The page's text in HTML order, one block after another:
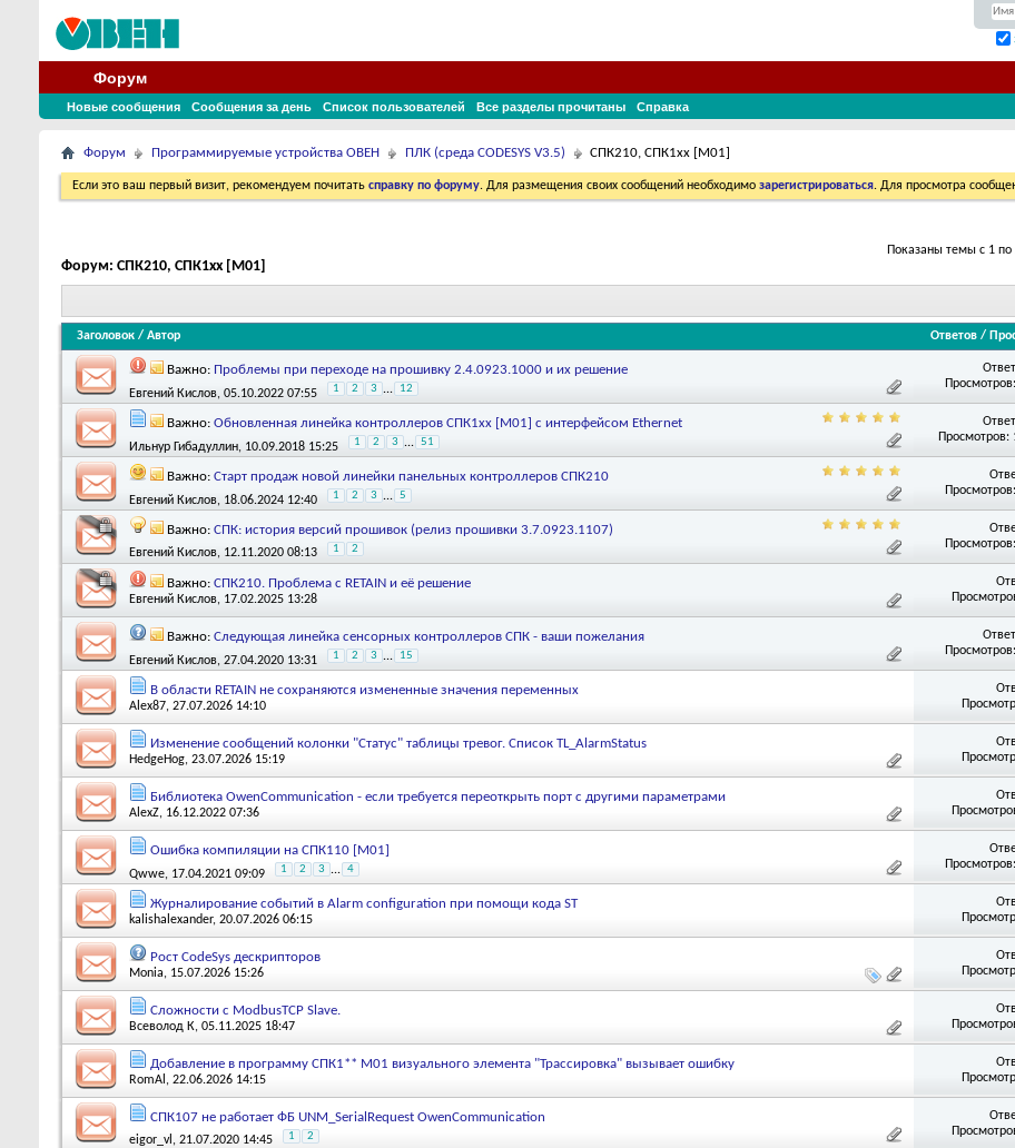
Форум
Новые сообщения Сообщения за день Список пользователей Все разделы прочитаны Справка
Форум Программируемые устройства ОВЕН ПЛК (среда CODESYS V3.5) СПК210, СПК1xx [М01]
Если это ваш первый визит, рекомендуем почитать справку по форуму. Для размещения своих сообщений необходимо зарегистрироваться. Для просмотра
Показаны темы с 1 по
Форум: СПК210, СПК1xx [М01]
Заголовок / Автор Ответов /
Важно: Проблемы при переходе на прошивку 2.4.0923.1000 и их решение
Евгений Кислов, 05.10.2022 07:55 1 2 3 ... 12
Важно: Обновленная линейка контроллеров СПК1хх [M01] с интерфейсом Ethernet
Ильнур Гибадуллин, 10.09.2018 15:25 1 2 3 ... 51
Просмотров:
Важно: Старт продаж новой линейки панельных контроллеров СПК210
Евгений Кислов, 18.06.2024 12:40 1 2 3 ... 5
Важно: СПК: история версий прошивок (релиз прошивки 3.7.0923.1107)
Евгений Кислов, 12.11.2020 08:13 1 2
Важно: СПК210. Проблема с RETAIN и её решение
Евгений Кислов, 17.02.2025 13:28
Важно: Следующая линейка сенсорных контроллеров СПК - ваши пожелания
Евгений Кислов, 27.04.2020 13:31 1 2 3 ... 15
В области RETAIN не сохраняются измененные значения переменных
Alex87, 27.07.2026 14:10
Изменение сообщений колонки "Статус" таблицы тревог. Список TL_AlarmStatus
HedgeHog, 23.07.2026 15:19
Библиотека OwenCommunication - если требуется переоткрыть порт с другими параметрами
AlexZ, 16.12.2022 07:36
Ошибка компиляции на СПК110 [М01]
Qwwe, 17.04.2021 09:09 1 2 3 ... 4
Журналирование событий в Alarm configuration при помощи кода ST
kalishalexander, 20.07.2026 06:15
Рост CodeSys дескрипторов
Monia, 15.07.2026 15:26
Сложности с ModbusTCP Slave.
Всеволод К, 05.11.2025 18:47
Добавление в программу СПК1** М01 визуального элемента "Трассировка" вызывает ошибку
RomAl , 22.06.2026 14:15
СПК107 не работает ФБ UNM_SerialRequest OwenCommunication
eigor_vl , 21.07.2020 14:45 1 2